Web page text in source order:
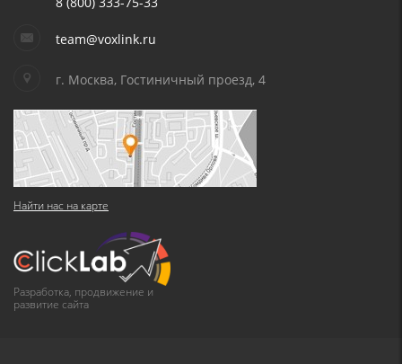
team@voxlink.ru
г. Москва, Гостиничный проезд, 4
Найти нас на карте
Разработка, продвижение и
развитие сайта